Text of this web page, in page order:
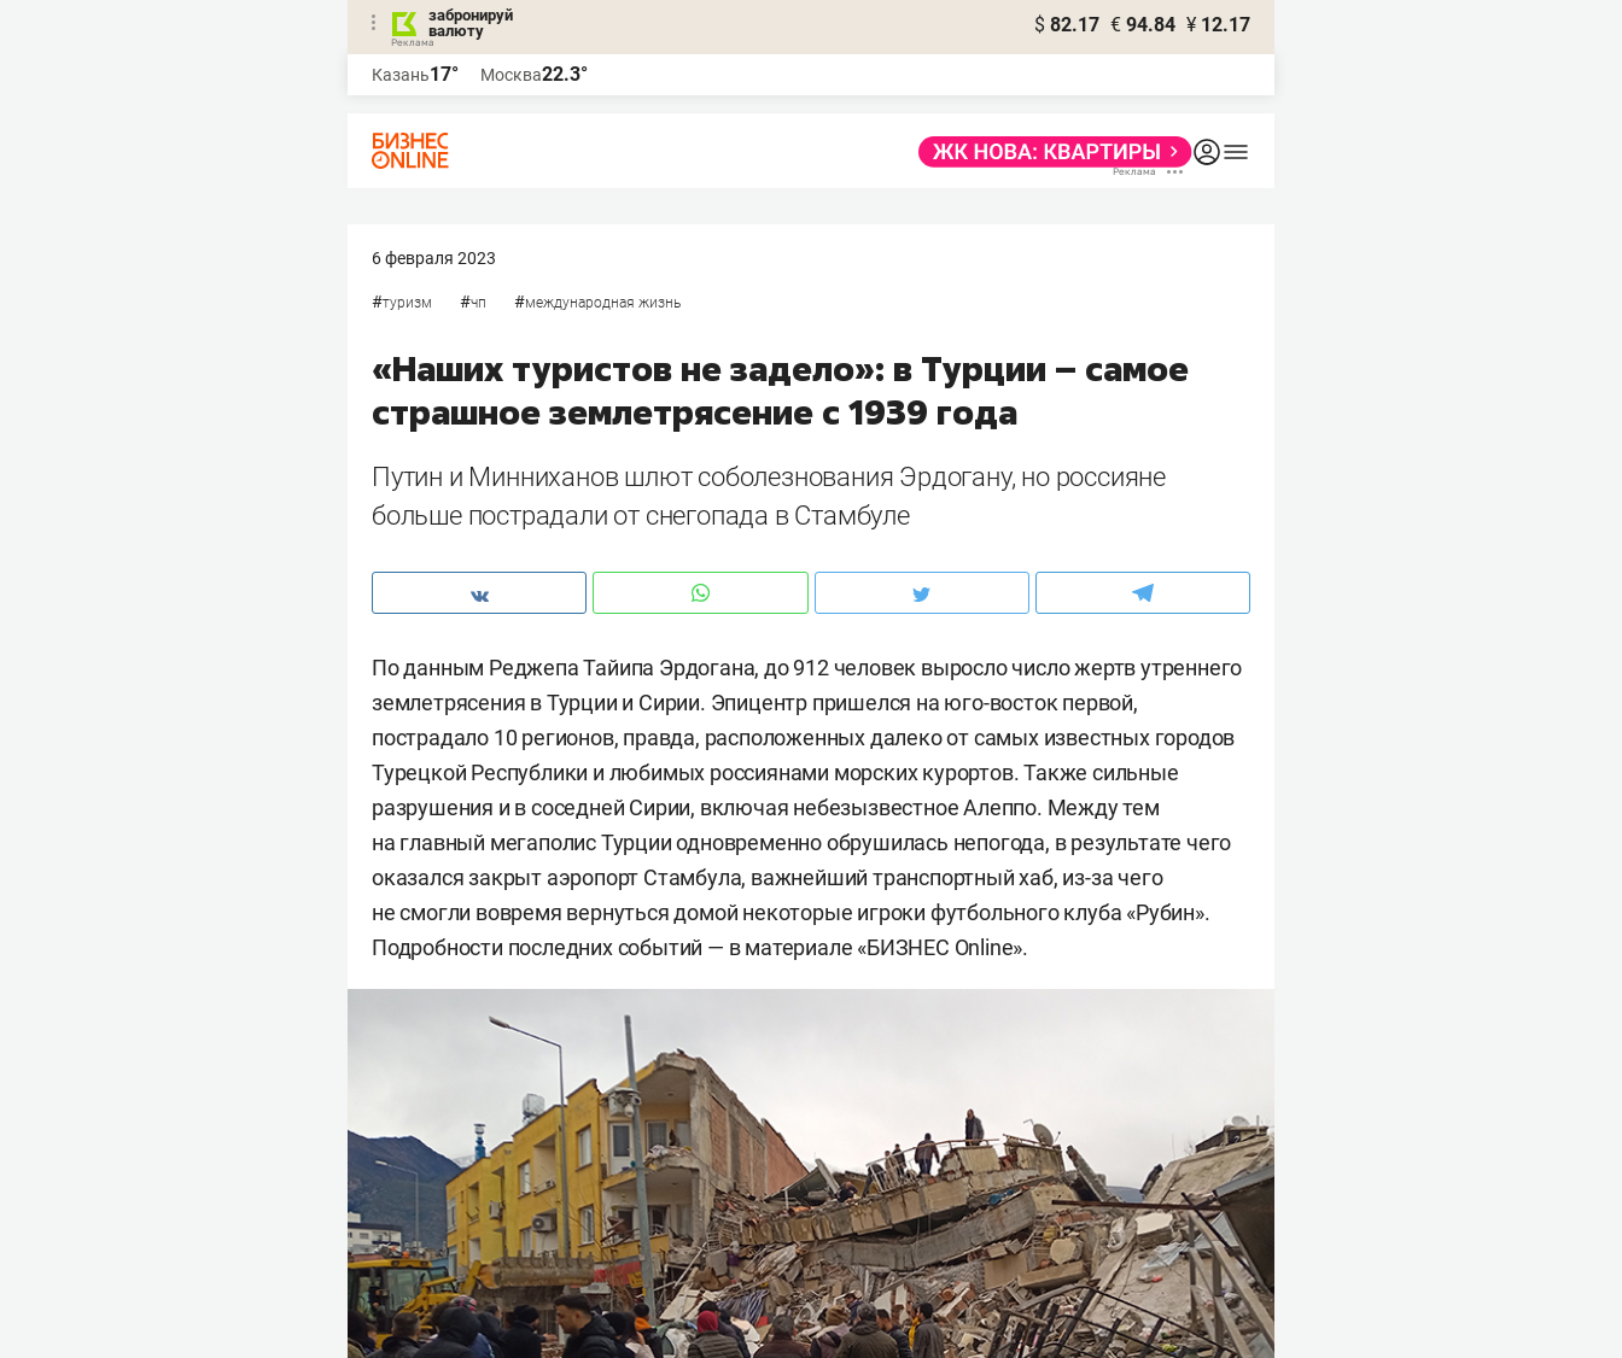
забронируй
валюту
$ 82.17 € 94.84 ¥ 12.17
Казань17° Москва22.3°
6 февраля 2023
#туризм #чп #международная жизнь
«Наших туристов не задело»: в Турции – самое
страшное землетрясение с 1939 года
Путин и Минниханов шлют соболезнования Эрдогану, но россияне
больше пострадали от снегопада в Стамбуле
По данным Реджепа Тайипа Эрдогана, до 912 человек выросло число жертв утреннего
землетрясения в Турции и Сирии. Эпицентр пришелся на юго-восток первой,
пострадало 10 регионов, правда, расположенных далеко от самых известных городов
Турецкой Республики и любимых россиянами морских курортов. Также сильные
разрушения и в соседней Сирии, включая небезызвестное Алеппо. Между тем
на главный мегаполис Турции одновременно обрушилась непогода, в результате чего
оказался закрыт аэропорт Стамбула, важнейший транспортный хаб, из-за чего
не смогли вовремя вернуться домой некоторые игроки футбольного клуба «Рубин».
Подробности последних событий — в материале «БИЗНЕС Online».